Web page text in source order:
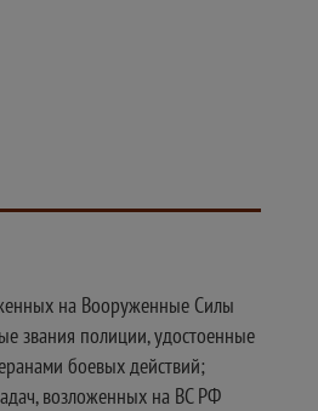
на Вооруженные Силы
звания полиции, удостоенные
боевых действий;
возложенных на ВС РФ